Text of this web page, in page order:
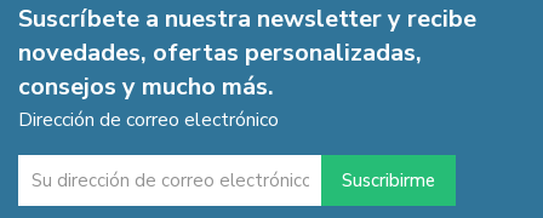
Suscríbete a nuestra newsletter y recibe
novedades, ofertas personalizadas,
consejos y mucho más.
Dirección de correo electrónico